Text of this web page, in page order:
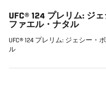
ツ
移
UFC® 124 プレリム: ジ
ファエル・ナタル
UFC® 124 プレリム: ジェシー・
ル